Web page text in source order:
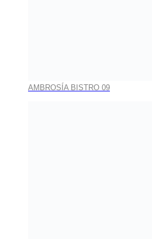
AMBROSÍA BISTRO 09